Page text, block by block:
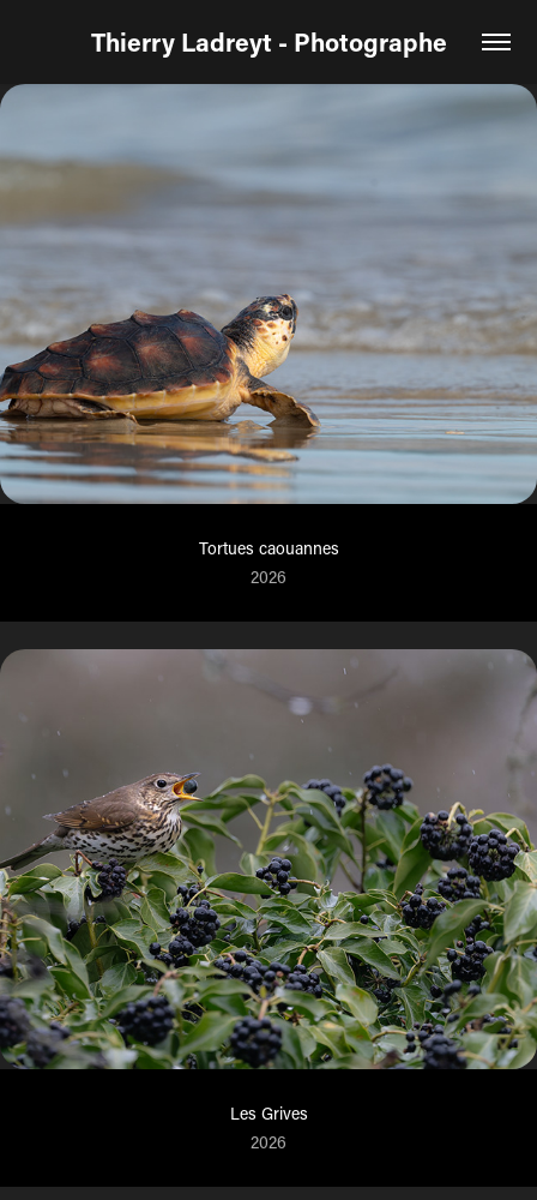
Thierry Ladreyt - Photographe
Tortues caouannes
2026
Les Grives
2026